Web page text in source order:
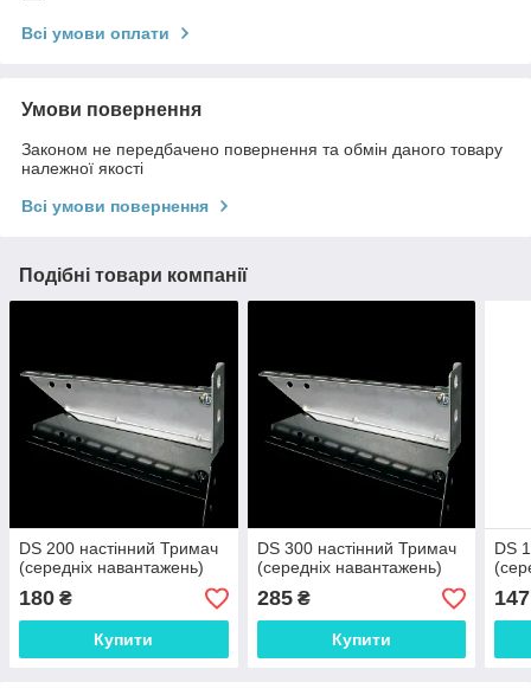
Всі умови оплати
Умови повернення
Законом не передбачено повернення та обмін даного товару
належної якості
Всі умови повернення
Подібні товари компанії
DS 200 настінний Тримач
(середніх навантажень)
180 ₴
Купити
DS 300 настінний Тримач
(середніх навантажень)
285₴
Купити
DS
147